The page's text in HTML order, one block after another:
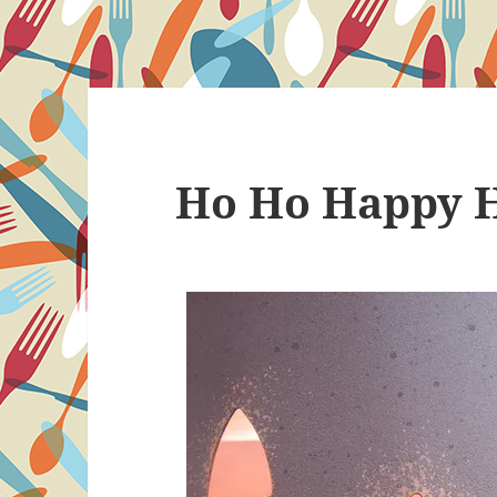
Ho Ho Happy